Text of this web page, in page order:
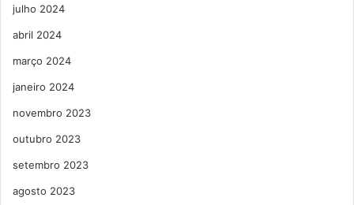
julho 2024
abril 2024
março 2024
janeiro 2024
novembro 2023
outubro 2023
setembro 2023
agosto 2023